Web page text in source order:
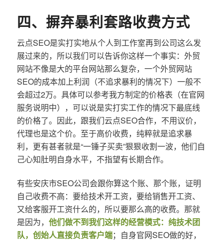
四、摒弃暴利套路收费方式
云点SEO是实打实地从个人到工作室再到公司这么发
展过来的，所以我们可以告诉你这样一个事实：外贸
网站不像是大的平台网站那么复杂，一个外贸网站
SEO的成本加上利润（不追求暴利的情况下）一般不
会超过2万。具体可以参考我方制定的价格表（在官网
服务说明中），可以说是实打实工作的情况下最底线
的价格了。因此，跟我们云点SEO合作，不用议价，
代理也是这个价。至于高价收费，纯粹就是追求暴
利，更有甚者就是“一锤子买卖”狠狠收割一波，他们自
己心知肚明自身水平，不指望有长期合作。
有些安庆市SEO公司会跟你算这个账、那个账，证明
自己收费不高：要给技术开工资，要给销售开工资、
又给客服开工资什么的，所以要那么高的收费。那就
是因为， 他们做不到我们这样的经营模式：纯技术团
队，创始人直接负责客户端；自身官网SEO做的好，